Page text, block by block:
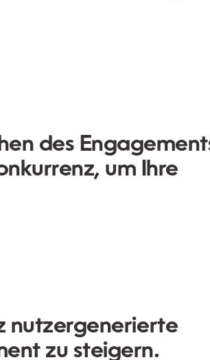
des
um Ihre
nutzergenerierte
zu steigern.